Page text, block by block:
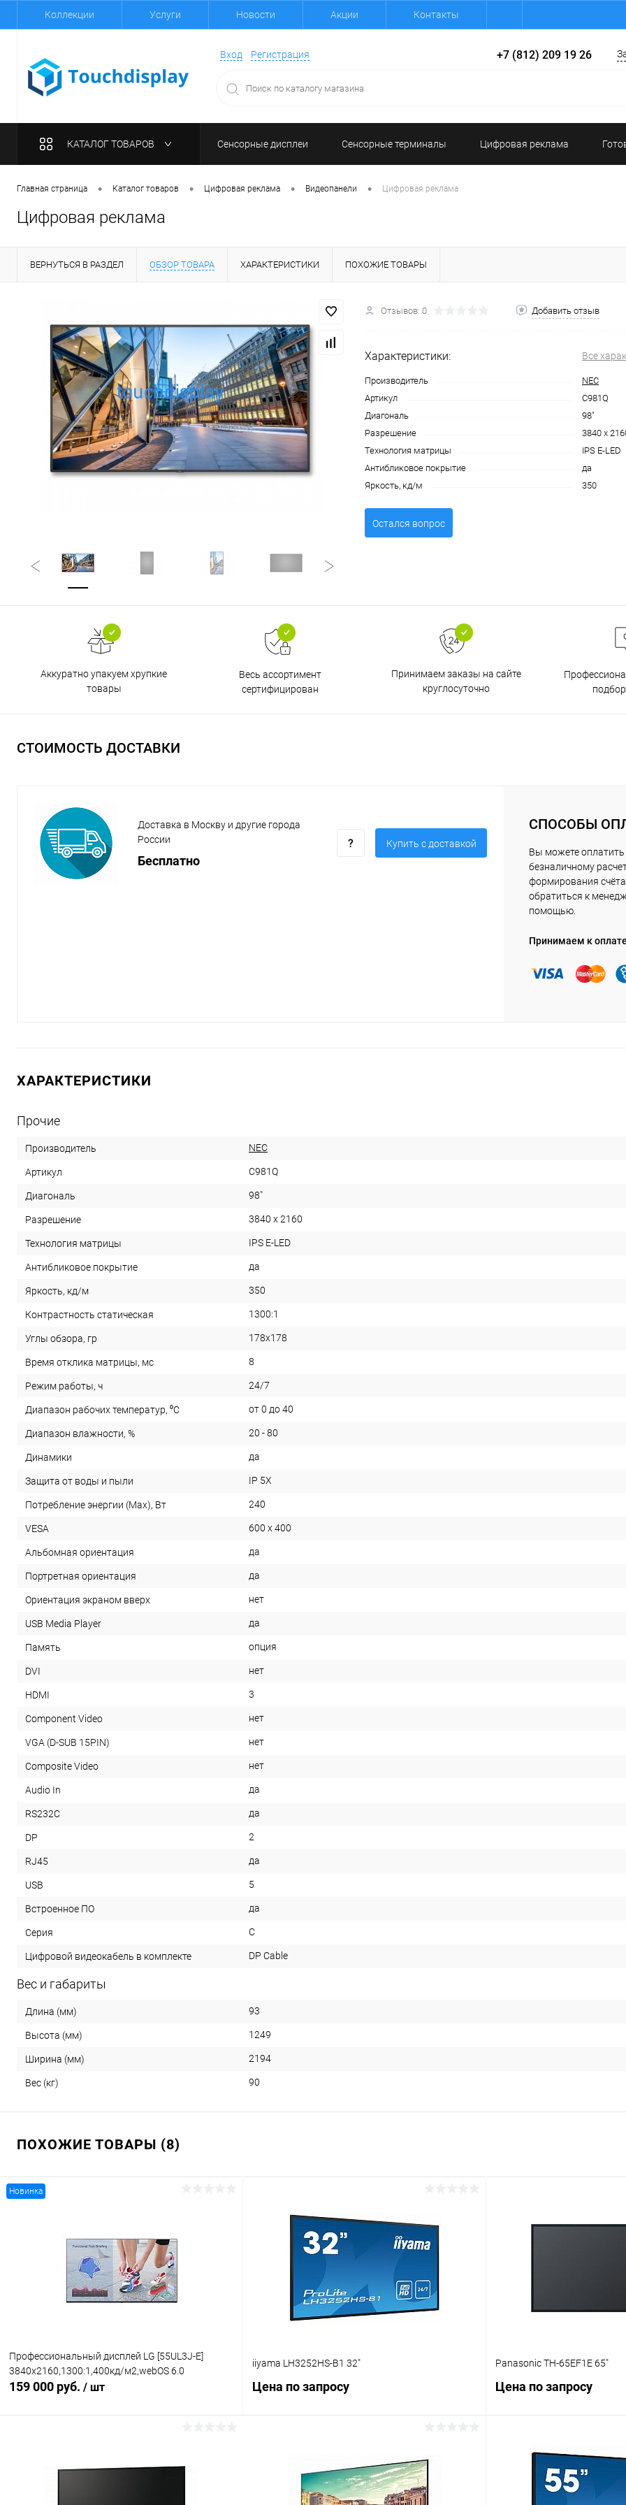
Коллекции Услуги Новости Акции Контакты
Вход Регистрация +7 (812) 209 19 26
КАТАЛОГ ТОВАРОВ Сенсорные дисплеи Сенсорные терминалы Цифровая реклама
Главная страница • Каталог товаров • Цифровая реклама • Видеопанели • Цифровая реклама
Цифровая реклама
ВЕРНУТЬСЯ В РАЗДЕЛ ОБЗОР ТОВАРА ХАРАКТЕРИСТИКИ ПОХОЖИЕ ТОВАРЫ
Отзывов: 0 Добавить отзыв
Характеристики: Все
Производитель
NEC
Артикул
C981Q
Диагональ
98"
Разрешение
3840 x
Технология матрицы
IPS E-LED
Антибликовое покрытие
да
Яркость, кд/м
350
Остался вопрос
Аккуратно упакуем хрупкие
товары
Весь ассортимент
сертифицирован
Принимаем заказы на сайте
круглосуточно
СТОИМОСТЬ ДОСТАВКИ
Доставка в Москву и другие города
России
Бесплатно
Купить c доставкой
СПОСОБЫ
Вы можете оплатить
безналичному
формирования
обратиться к
помощью.
Принимаем к
ХАРАКТЕРИСТИКИ
Прочие
Производитель NEC
Артикул C981Q
Диагональ 98"
Разрешение 3840 x 2160
Технология матрицы IPS E-LED
Антибликовое покрытие да
Яркость, кд/м 350
Контрастность статическая 1300:1
Углы обзора, гр 178x178
Время отклика матрицы, мс 8
Режим работы, ч 24/7
Диапазон рабочих температур, ⁰С от 0 до 40
Диапазон влажности, % 20 - 80
Динамики да
Защита от воды и пыли IP 5X
Потребление энергии (Max), Вт 240
VESA 600 x 400
Альбомная ориентация да
Портретная ориентация да
Ориентация экраном вверх нет
USB Media Player да
Память опция
DVI нет
HDMI 3
Component Video нет
VGA (D-SUB 15PIN) нет
Composite Video нет
Audio In да
RS232С да
DP 2
RJ45 да
USB 5
Встроенное ПО да
Серия С
Цифровой видеокабель в комплекте DP Cable
Вес и габариты
Длина (мм) 93
Высота (мм) 1249
Ширина (мм) 2194
Вес (кг) 90
ПОХОЖИЕ ТОВАРЫ (8)
Новинка
Профессиональный дисплей LG [55UL3J-E]
3840х2160,1300:1,400кд/м2,webOS 6.0
159 000 руб. / шт
iiyama LH3252HS-B1 32"
Цена по запросу
Запросить цену
Купить в 1 клик Сравнение
Panasonic TH-65EF1E 65"
Цена по запросу